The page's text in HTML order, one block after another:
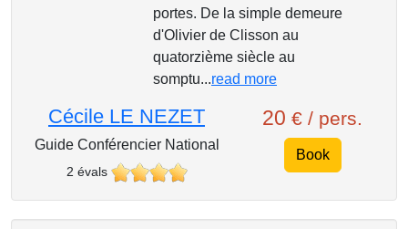
portes. De la simple demeure
d'Olivier de Clisson au
quatorzième siècle au
somptu...read more
Cécile LE NEZET
Guide Conférencier National
2 évals
20 € / pers.
Book